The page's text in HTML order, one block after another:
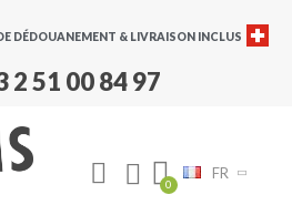
DÉDOUANEMENT & LIVRAISON INCLUS
2 51 00 84 97
FR